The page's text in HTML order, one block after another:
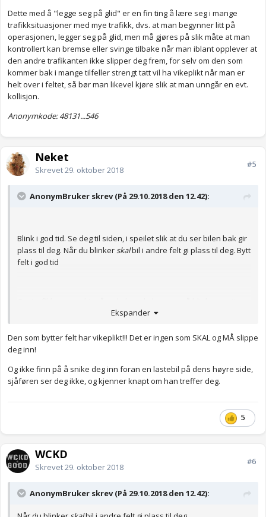
Dette med å "legge seg på glid" er en fin ting å lære seg i mange
trafikksituasjoner med mye trafikk, dvs. at man begynner litt på
operasjonen, legger seg på glid, men må gjøres på slik måte at man
kontrollert kan bremse eller svinge tilbake når man iblant opplever at
den andre trafikanten ikke slipper deg frem, for selv om den som
kommer bak i mange tilfeller strengt tatt vil ha vikeplikt når man er
helt over i feltet, så bør man likevel kjøre slik at man unngår en evt.
kollisjon.
Anonymkode: 48131...546
Neket
Skrevet29. oktober 2018
#5
AnonymBruker skrev (På 29.10.2018 den 12.42):
Blink i god tid. Se deg til siden, i speilet slik at du ser bilen bak gir
plass til deg. Når du blinkerskalbil i andre felt gi plass til deg. Bytt
felt i god tid
noen sekunder begynne å svinge inn i det andre feltet. Da skal
har vikeplikt. Spesielt ved trafikkork må man ofte presse seg inn
for mange gir deg ikke plass. Så du må begynne å svinge slik at
Anonymkode: 5b12b...047
Ekspander
Den som bytter felt har vikeplikt!!! Det er ingen som SKAL og MÅ slippe
deg inn!
Og ikke finn på å snike deg inn foran en lastebil på dens høyre side,
sjåføren ser deg ikke, og kjenner knapt om han treffer deg.
5
WCKD
Skrevet29. oktober 2018
#6
AnonymBruker skrev (På 29.10.2018 den 12.42):